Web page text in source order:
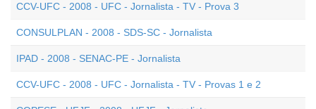
CCV-UFC - 2008 - UFC - Jornalista - TV - Prova 3
CONSULPLAN - 2008 - SDS-SC - Jornalista
IPAD - 2008 - SENAC-PE - Jornalista
CCV-UFC - 2008 - UFC - Jornalista - TV - Provas 1 e 2